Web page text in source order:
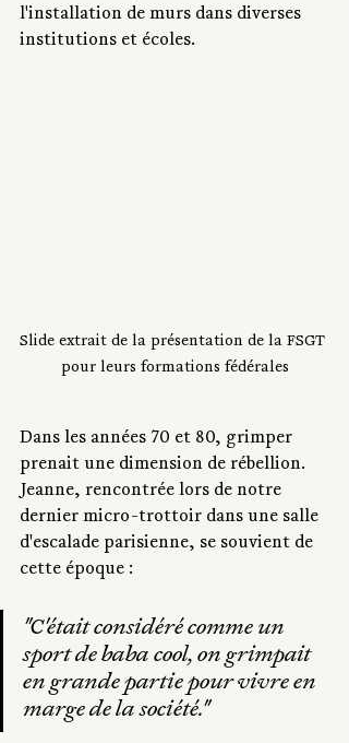
l'installation de murs dans diverses
institutions et écoles.
Slide extrait de la présentation de la FSGT
pour leurs formations fédérales
Dans les années 70 et 80, grimper
prenait une dimension de rébellion.
Jeanne, rencontrée lors de notre
dernier micro-trottoir dans une salle
d'escalade parisienne, se souvient de
cette époque :
"C'était considéré comme un
sport de baba cool, on grimpait
en grande partie pour vivre en
marge de la société."